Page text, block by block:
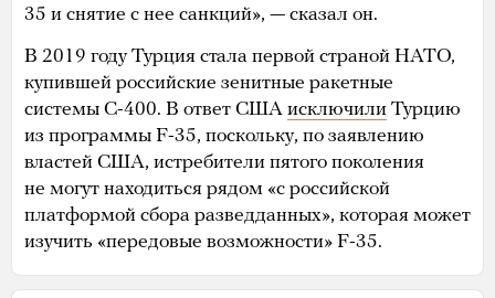
35 и снятие с нее санкций», — сказал он.
В 2019 году Турция стала первой страной НАТО,
купившей российские зенитные ракетные
системы С-400. В ответ США исключили Турцию
из программы F-35, поскольку, по заявлению
властей США, истребители пятого поколения
не могут находиться рядом «с российской
платформой сбора разведданных», которая может
изучить «передовые возможности» F-35.